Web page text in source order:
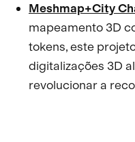
Meshmap+City
mapeamento 3D
tokens, este
digitalizações 3D
revolucionar a